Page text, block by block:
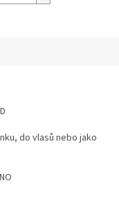
do vlasů nebo jako